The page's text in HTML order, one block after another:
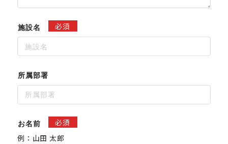
施設名 必須
所属部署
お名前
必須
例：山田 太郎